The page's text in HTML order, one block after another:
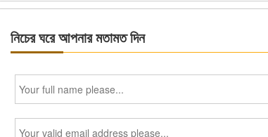
নিচের ঘরে আপনার মতামত দিন